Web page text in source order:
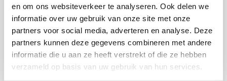
en om ons websiteverkeer te analyseren. Ook delen we
informatie over uw gebruik van onze site met onze
partners voor social media, adverteren en analyse. Deze
partners kunnen deze gegevens combineren met andere
informatie die u aan ze heeft verstrekt of die ze hebben
verzameld op basis van uw gebruik van hun services.